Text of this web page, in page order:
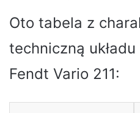
Oto tabela z
techniczną
Fendt Vario 211: